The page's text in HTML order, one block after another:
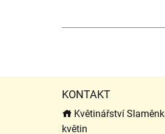
KONTAKT
Květinářství
květin